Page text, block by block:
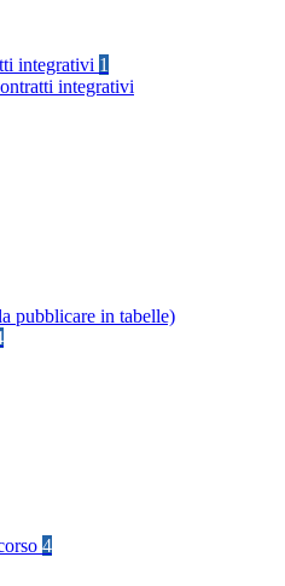
integrativi 1
integrativi
pubblicare in tabelle)
4